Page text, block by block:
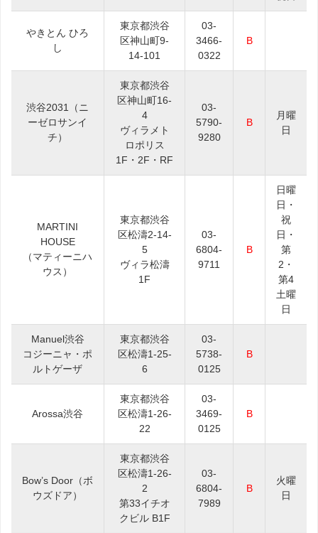
やきとん ひろ
し
東京都渋谷
区神山町9-
14-101
03-
3466-
0322
B
渋谷2031（ニ
ーゼロサンイ
チ）
東京都渋谷
区神山町16-
4
ヴィラメト
ロポリス
1F・2F・RF
03-
5790-
9280
B
月曜
日
MARTINI
HOUSE
（マティーニハ
ウス）
東京都渋谷
区松濤2-14-
5
ヴィラ松濤
1F
03-
6804-
9711
B
日曜
日・
祝
日・
第
2・
第4
土曜
日
Manuel渋谷
コジーニャ・ポ
ルトゲーザ
東京都渋谷
区松濤1-25-
6
03-
5738-
0125
B
Arossa渋谷
東京都渋谷
区松濤1-26-
22
03-
3469-
0125
B
Bow’s Door（ボ
ウズドア）
東京都渋谷
区松濤1-26-
2
第33イチオ
クビル B1F
03-
6804-
7989
B
火曜
日